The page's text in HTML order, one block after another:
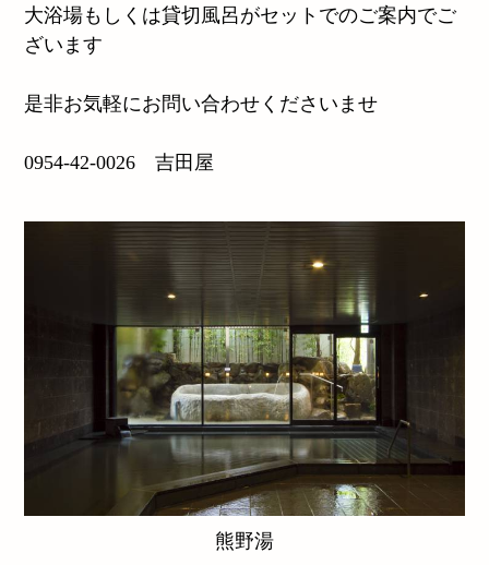
大浴場もしくは貸切風呂がセットでのご案内でご
ざいます
是非お気軽にお問い合わせくださいませ
0954-42-0026 吉田屋
熊野湯